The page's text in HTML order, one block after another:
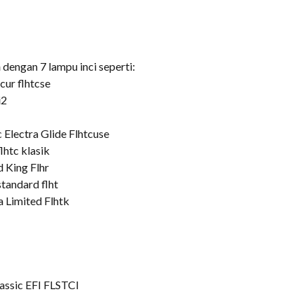
7 lampu inci seperti:
flhtcse
Glide Flhtcuse
klasik
King Flhr
flht
Limited Flhtk
EFI FLSTCI